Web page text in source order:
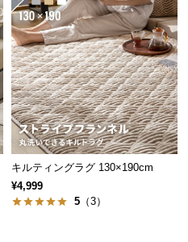
キルティングラグ 130×190cm
¥4,999
5 （3）